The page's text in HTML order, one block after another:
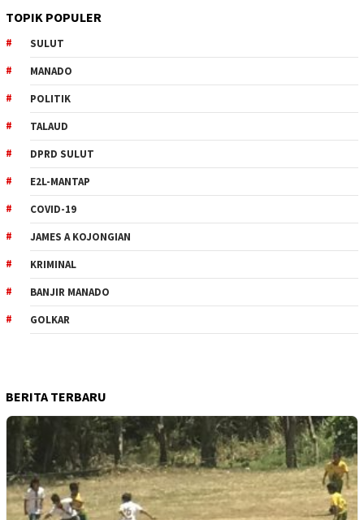
TOPIK POPULER
SULUT
MANADO
POLITIK
TALAUD
DPRD SULUT
E2L-MANTAP
COVID-19
JAMES A KOJONGIAN
KRIMINAL
BANJIR MANADO
GOLKAR
BERITA TERBARU